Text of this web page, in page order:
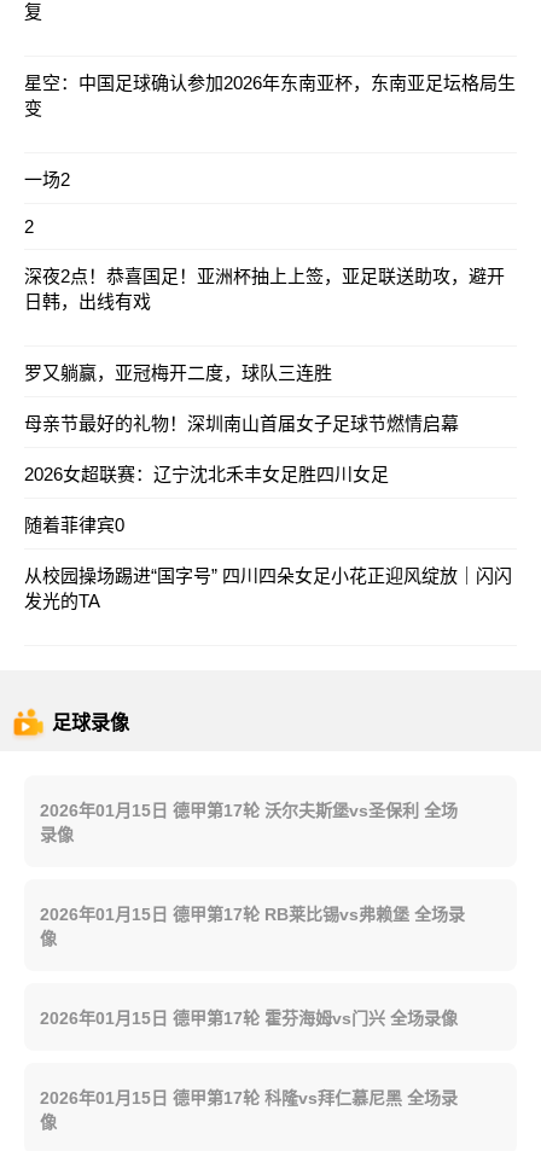
复
星空：中国足球确认参加2026年东南亚杯，东南亚足坛格局生
变
一场2
2
深夜2点！恭喜国足！亚洲杯抽上上签，亚足联送助攻，避开
日韩，出线有戏
罗又躺赢，亚冠梅开二度，球队三连胜
母亲节最好的礼物！深圳南山首届女子足球节燃情启幕
2026女超联赛：辽宁沈北禾丰女足胜四川女足
随着菲律宾0
从校园操场踢进“国字号” 四川四朵女足小花正迎风绽放｜闪闪
发光的TA
足球录像
2026年01月15日 德甲第17轮 沃尔夫斯堡vs圣保利 全场
录像
2026年01月15日 德甲第17轮 RB莱比锡vs弗赖堡 全场录
像
2026年01月15日 德甲第17轮 霍芬海姆vs门兴 全场录像
2026年01月15日 德甲第17轮 科隆vs拜仁慕尼黑 全场录
像